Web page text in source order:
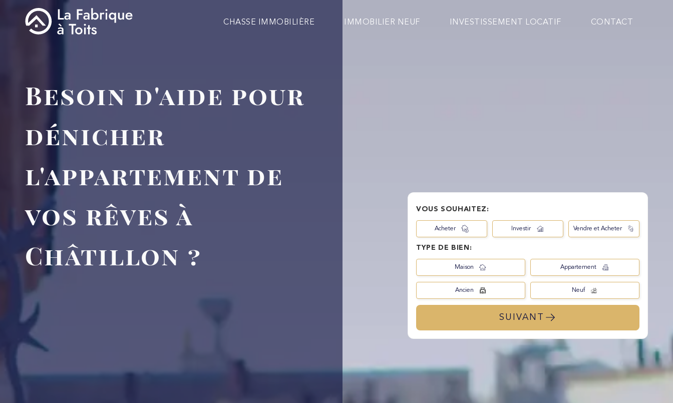
CHASSE IMMOBILIÈRE IMMOBILIER NEUF INVESTISSEMENT LOCATIF CONTACT
VOUS SOUHAITEZ:
Acheter Investir Vendre et Acheter
TYPE DE BIEN:
Maison Appartement
Ancien Neuf
SUIVANT
Manque de connaissance
Besoin d'aide pour
dénicher
l'appartement de
vos rêves à
Châtillon ?